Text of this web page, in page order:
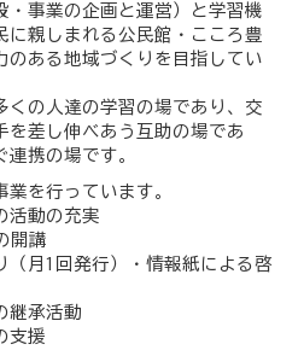
・事業の企画と運営）と学習機
に親しまれる公民館・こころ豊
のある地域づくりを目指してい
の人達の学習の場であり、交
を差し伸べあう互助の場であ
携の場です。
を行っています。
活動の充実
開講
1回発行）・情報紙による啓
承活動
援